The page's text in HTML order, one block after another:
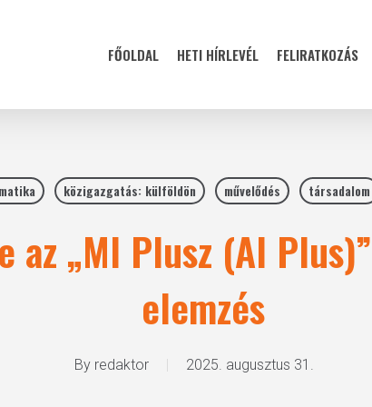
FŐOLDAL HETI HÍRLEVÉL FELIRATKOZÁS
közigazgatás: külföldön művelődés társadalom
az „MI Plusz (AI
elemzés
By redaktor 2025. augusztus 31.